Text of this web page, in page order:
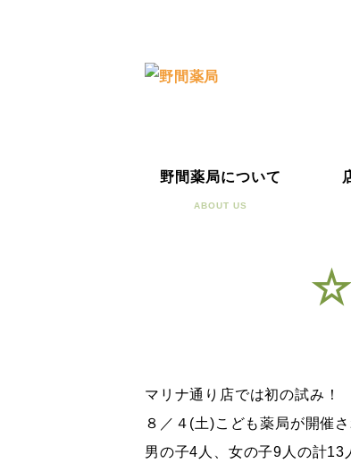
野間薬局について
ABOUT US
☆
マリナ通り店では初の試み！
８／４(土)こども薬局が開催さ
男の子4人、女の子9人の計13